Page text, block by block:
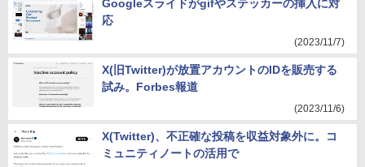
Googleスライドがgifやステッカーの挿入に対
応
(2023/11/7)
X(旧Twitter)が放置アカウントのIDを販売する
試み。Forbes報道
(2023/11/6)
X(Twitter)、不正確な投稿を収益対象外に。コ
ミュニティノートの活用で